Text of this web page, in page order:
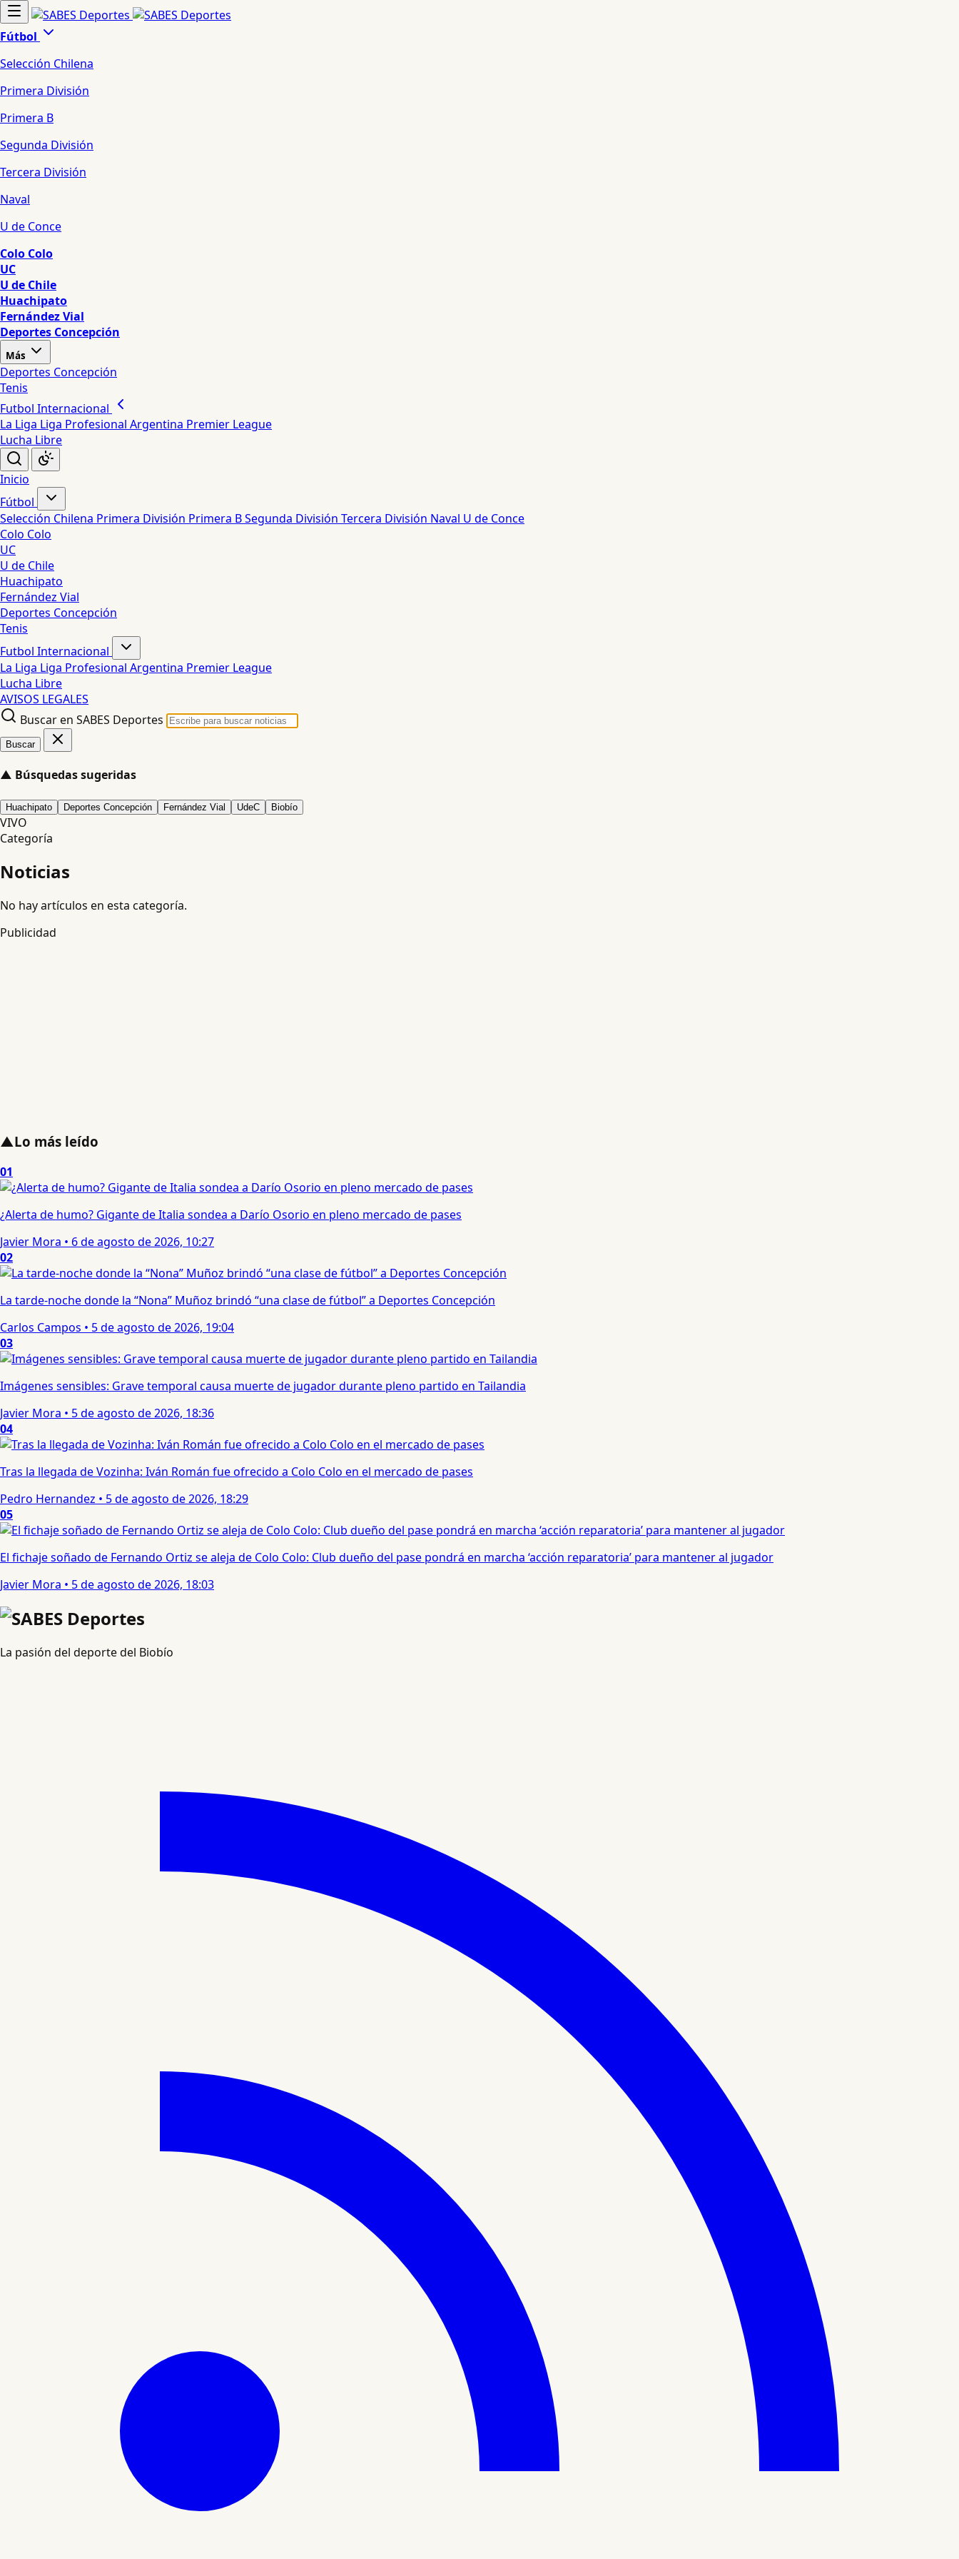
Fútbol
Selección Chilena
Primera División
Primera B
Segunda División
Tercera División
Naval
U de Conce
Colo Colo
UC
U de Chile
Huachipato
Fernández Vial
Deportes Concepción
Más
Deportes Concepción
Tenis
Futbol Internacional
La Liga Liga Profesional Argentina Premier League
Lucha Libre
Inicio
Fútbol
Selección Chilena Primera División Primera BSegunda División Tercera División Naval U de Conce
Colo Colo
UC
U de Chile
Huachipato
Fernández Vial
Deportes Concepción
Tenis
Futbol Internacional
La Liga Liga Profesional Argentina Premier League
Lucha Libre
AVISOS LEGALES
Buscar en SABES Deportes
Buscar
▲ Búsquedas sugeridas
Huachipato Deportes Concepción Fernández Vial UdeC Biobío
VIVO
Categoría
Noticias
No hay artículos en esta categoría.
Publicidad
▲Lo más leído
01
¿Alerta de humo? Gigante de Italia sondea a Darío Osorio en pleno mercado de pases
Javier Mora • 6 de agosto de 2026, 10:27
02
La tarde-noche donde la “Nona” Muñoz brindó “una clase de fútbol” a Deportes Concepción
Carlos Campos • 5 de agosto de 2026, 19:04
03
Imágenes sensibles: Grave temporal causa muerte de jugador durante pleno partido en Tailandia
Javier Mora • 5 de agosto de 2026, 18:36
04
Tras la llegada de Vozinha: Iván Román fue ofrecido a Colo Colo en el mercado de pases
Pedro Hernandez • 5 de agosto de 2026, 18:29
05
El fichaje soñado de Fernando Ortiz se aleja de Colo Colo: Club dueño del pase pondrá en marcha ‘acción reparatoria’ para mantener al jugador
Javier Mora • 5 de agosto de 2026, 18:03
La pasión del deporte del Biobío